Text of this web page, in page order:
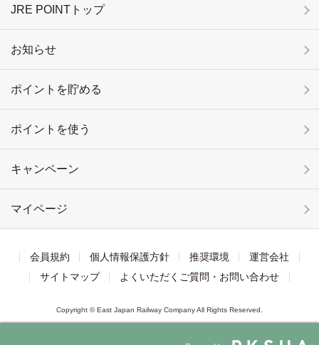
JRE POINTトップ
お知らせ
ポイントを貯める
ポイントを使う
キャンペーン
マイページ
会員規約 個人情報保護方針 推奨環境
運営会社
サイトマップ
よくいただくご質問・お問い合わせ
Copyright © East Japan Railway Company All Rights Reserved.